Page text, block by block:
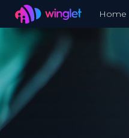
Skip
main
content
Winglet Home